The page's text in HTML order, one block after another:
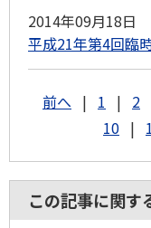
2014年09月18日
平成21年第4回臨
前へ | 1 | 2
10 |
この記事に関す